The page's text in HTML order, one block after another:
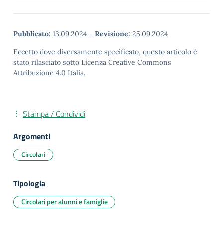
Pubblicato: 13.09.2024 - Revisione: 25.09.2024
Eccetto dove diversamente specificato, questo articolo è
stato rilasciato sotto Licenza Creative Commons
Attribuzione 4.0 Italia.
Stampa / Condividi
Argomenti
Circolari
Tipologia
Circolari per alunni e famiglie